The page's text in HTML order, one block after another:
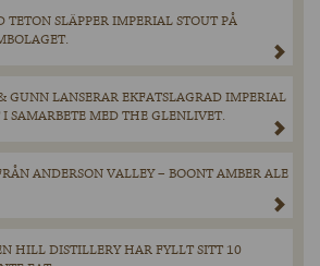
TETON SLÄPPER IMPERIAL STOUT PÅ
GUNN LANSERAR EKFATSLAGRAD IMPERIAL
I SAMARBETE MED THE GLENLIVET.
ANDERSON VALLEY – BOONT AMBER ALE
HILL DISTILLERY HAR FYLLT SITT 10